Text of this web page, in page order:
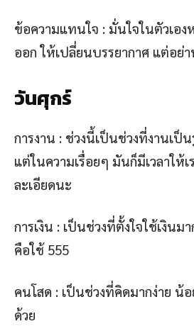
ข้อความแทนใจ : มั่นใจในตัวเอง
ออก ให้เปลี่ยนบรรยากาศ แต่อย่
วันศุกร์
การงาน : ช่วงนี้เป็นช่วงที่งานเป็น
แต่ในความเรื่อยๆ มันก็มีเวลาให้เ
ละเอียดนะ
การเงิน : เป็นช่วงที่ตั้งใจใช้เงินม
คือใช้ 555
คนโสด : เป็นช่วงที่คิดมากง่าย น้อ
ด้วย